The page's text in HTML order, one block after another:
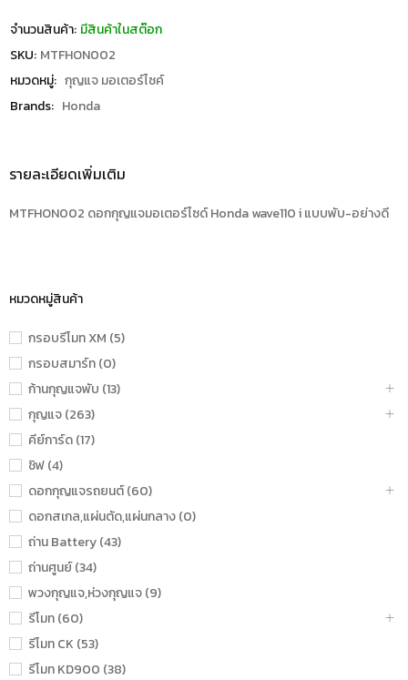
หมวดหมู่สินค้า
กรอบรีโมท XM (5)
กรอบสมาร์ท (0)
ก้านกุญแจพับ (13)
กุญแจ (263)
คีย์การ์ด (17)
ชิฟ (4)
ดอกกุญแจรถยนต์ (60)
ดอกสเกล,แผ่นตัด,แผ่นกลาง (0)
ถ่าน Battery (43)
ถ่านศูนย์ (34)
พวงกุญแจ,ห่วงกุญแจ (9)
รีโมท (60)
รีโมท CK (53)
รีโมท KD900 (38)
จำนวนสินค้า: มีสินค้าในสต๊อก
SKU: MTFHON002
หมวดหมู่: กุญแจ มอเตอร์ไซค์
Brands: Honda
รายละเอียดเพิ่มเติม
MTFHON002 ดอกกุญแจมอเตอร์ไซด์ Honda wave110 i แบบพับ-อย่างดี